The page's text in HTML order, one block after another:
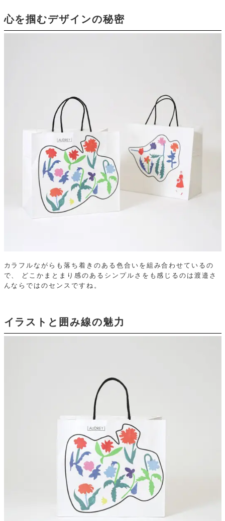
心を掴むデザインの秘密
カラフルながらも落ち着きのある色合いを組み合わせているの
で、
どこかまとまり感のあるシンプルさをも感じるのは渡邉さ
んならではのセンスですね。
イラストと囲み線の魅力